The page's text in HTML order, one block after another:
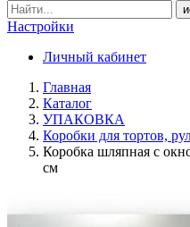
Настройки
Личный кабинет
Главная
Каталог
УПАКОВКА
Коробки для тортов,
Коробка шляпная с
см